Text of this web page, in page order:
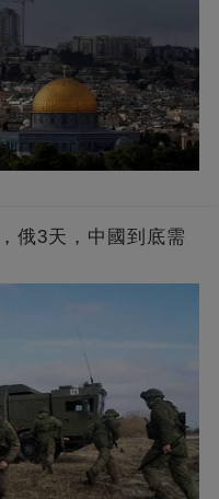
俄3天，中國到底需